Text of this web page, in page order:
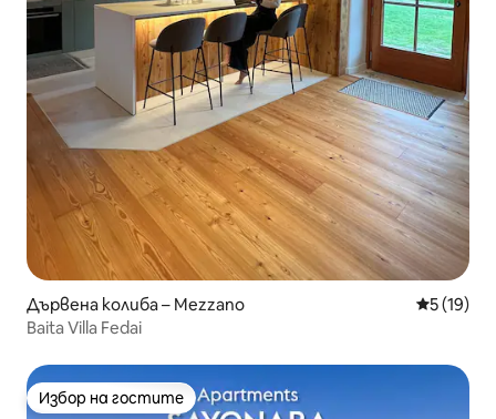
Дървена колиба – Mezzano Средна
5 (19)
Baita Villa Fedai
Избор на гостите
Избор на гостите